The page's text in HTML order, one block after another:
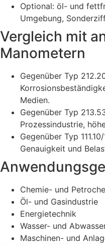
Optional: öl- und
Umgebung,
Vergleich mit
Manometern
Gegenüber Typ
Medien.
Gegenüber Typ
Prozessindustrie,
Gegenüber Typ
Genauigkeit und
Chemie- und
Öl- und Gasindustrie
Energietechnik
Wasser- und
Maschinen- und